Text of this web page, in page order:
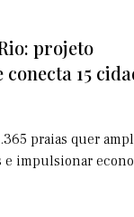
projeto
15
praias quer
e impulsionar